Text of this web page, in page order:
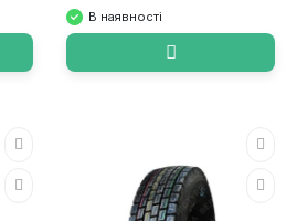
В наявності